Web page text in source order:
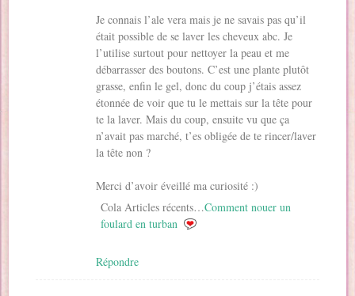
Je connais l’ale vera mais je ne savais pas qu’il
était possible de se laver les cheveux abc. Je
l’utilise surtout pour nettoyer la peau et me
débarrasser des boutons. C’est une plante plutôt
grasse, enfin le gel, donc du coup j’étais assez
étonnée de voir que tu le mettais sur la tête pour
te la laver. Mais du coup, ensuite vu que ça
n’avait pas marché, t’es obligée de te rincer/laver
la tête non ?
Merci d’avoir éveillé ma curiosité :)
Cola Articles récents…Comment nouer un
foulard en turban
Répondre